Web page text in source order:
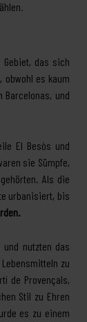
das sich
es kaum
Barcelonas, und
El Besòs und
sie Sümpfe,
Als die
urbanisiert, bis
und nutzten das
zu
de Provençals,
Stil zu Ehren
es zu einem